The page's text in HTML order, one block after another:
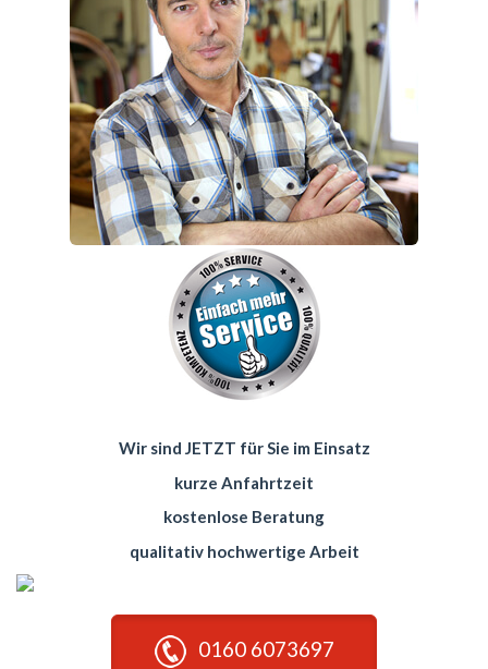
Wir sind JETZT für Sie im Einsatz
kurze Anfahrtzeit
kostenlose Beratung
qualitativ hochwertige Arbeit
0160 6073697